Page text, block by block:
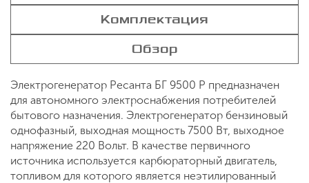
Комплектация
Обзор
Электрогенератор Ресанта БГ 9500 Р предназначен
для автономного электроснабжения потребителей
бытового назначения. Электрогенератор бензиновый
однофазный, выходная мощность 7500 Вт, выходное
напряжение 220 Вольт. В качестве первичного
источника используется карбюраторный двигатель,
топливом для которого является неэтилированный